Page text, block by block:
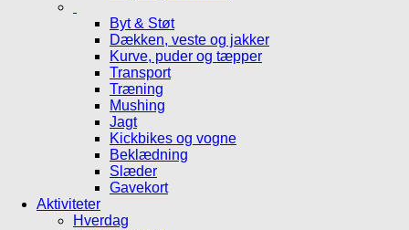
Byt & Støt
Dækken, veste og jakker
Kurve, puder og tæpper
Transport
Træning
Mushing
Jagt
Kickbikes og vogne
Beklædning
Slæder
Gavekort
Aktiviteter
Hverdag